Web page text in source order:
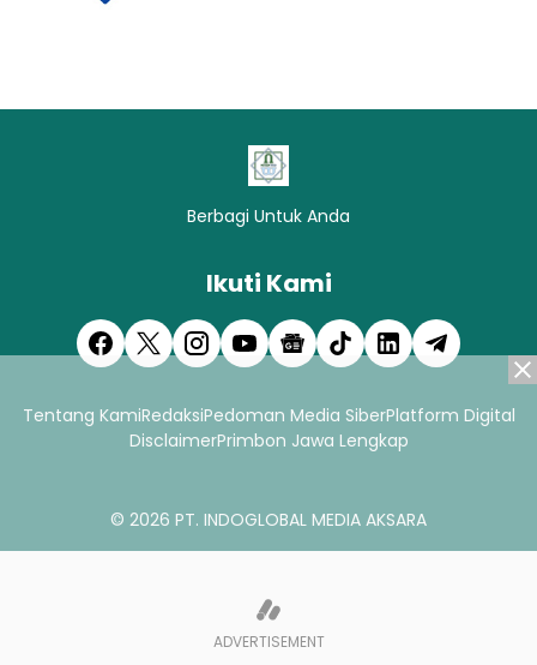
Berbagi Untuk Anda
Ikuti Kami
Tentang KamiRedaksiPedoman Media SiberPlatform Digital
DisclaimerPrimbon Jawa Lengkap
© 2026 PT. INDOGLOBAL MEDIA AKSARA